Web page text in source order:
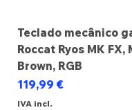
Teclado mecânico
Roccat Ryos MK FX,
Brown, RGB
Preço
119,99 €
IVA incl.